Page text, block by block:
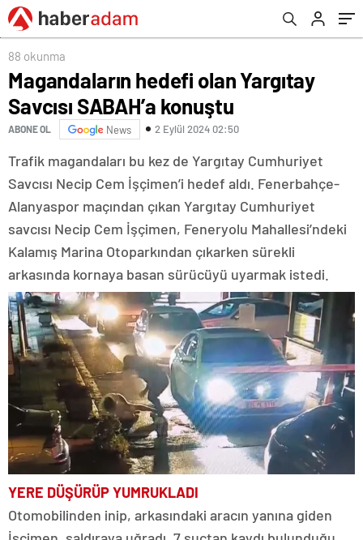
88 okunma
Magandaların hedefi olan Yargıtay
Savcısı SABAH’a konuştu
ABONE OL News 2 Eylül 2024 02:50
Trafik magandaları bu kez de Yargıtay Cumhuriyet
Savcısı Necip Cem İşçimen’i hedef aldı. Fenerbahçe-
Alanyaspor maçından çıkan Yargıtay Cumhuriyet
savcısı Necip Cem İşçimen, Feneryolu Mahallesi’ndeki
Kalamış Marina Otoparkından çıkarken sürekli
arkasında kornaya basan sürücüyü uyarmak istedi.
YERE DÜŞÜRÜP YUMRUKLADI
Otomobilinden inip, arkasındaki aracın yanına giden